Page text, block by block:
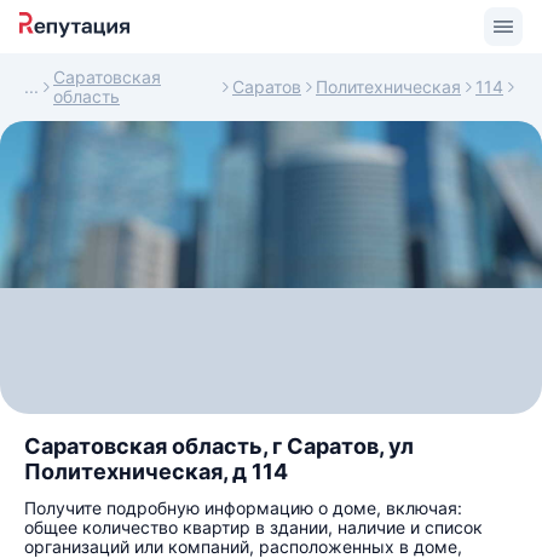
Саратовская
область
Саратов Политехническая 114
Саратовская область, г Саратов, ул
Политехническая, д 114
Получите подробную информацию о доме, включая:
общее количество квартир в здании, наличие и список
организаций или компаний, расположенных в доме,